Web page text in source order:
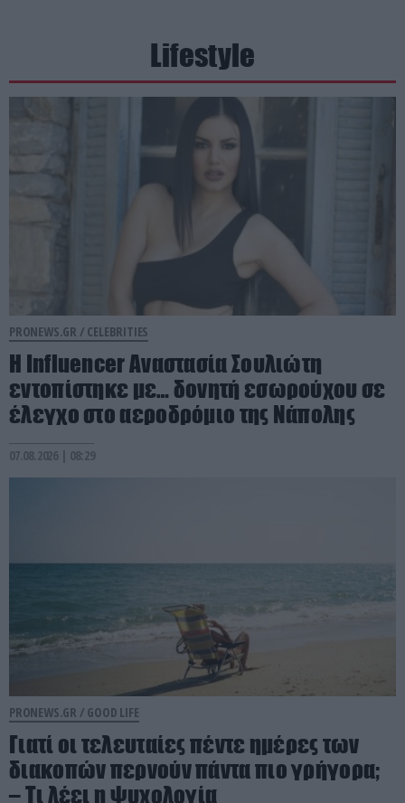
Lifestyle
PRONEWS.GR / CELEBRITIES
Η Ιnfluencer Αναστασία Σουλιώτη
εντοπίστηκε με… δονητή εσωρούχου σε
έλεγχο στο αεροδρόμιο της Νάπολης
07.08.2026 | 08:29
PRONEWS.GR / GOOD LIFE
Γιατί οι τελευταίες πέντε ημέρες των
διακοπών περνούν πάντα πιο γρήγορα;
– Τι λέει η ψυχολογία